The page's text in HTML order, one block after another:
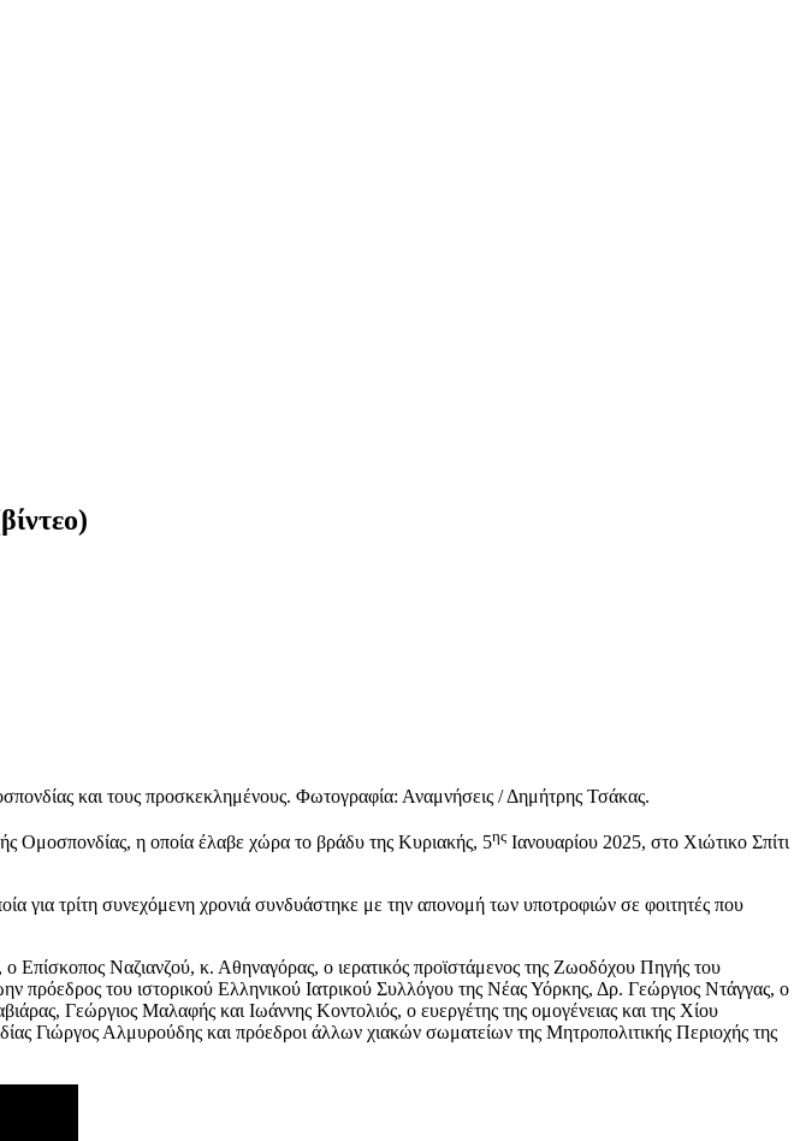
και τους προσκεκλημένους. Φωτογραφία: Αναμνήσεις / Δημήτρης Τσάκας.
η οποία έλαβε χώρα το βράδυ της Κυριακής, 5ης Ιανουαρίου 2025, στο Χιώτικο Σπίτι
για τρίτη συνεχόμενη χρονιά συνδυάστηκε με την απονομή των υποτροφιών σε φοιτητές που
Ναζιανζού, κ. Αθηναγόρας, ο ιερατικός προϊστάμενος της Ζωοδόχου Πηγής του
του ιστορικού Ελληνικού Ιατρικού Συλλόγου της Νέας Υόρκης, Δρ. Γεώργιος Ντάγγας, o
Γεώργιος Μαλαφής και Ιωάννης Κοντολιός, ο ευεργέτης της ομογένειας και της Χίου
Γιώργος Αλμυρούδης και πρόεδροι άλλων χιακών σωματείων της Μητροπολιτικής Περιοχής της